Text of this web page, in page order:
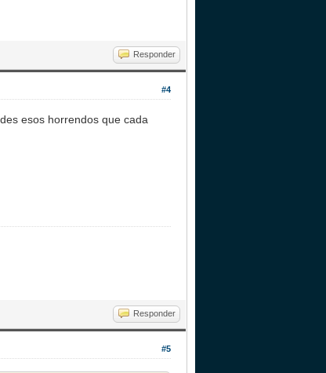
Responder
#4
esos horrendos que cada
Responder
#5